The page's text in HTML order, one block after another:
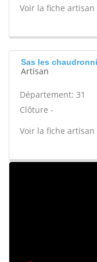
Voir la fiche artisan
Sas les
Artisan
Département: 31
Clôture -
Voir la fiche artisan